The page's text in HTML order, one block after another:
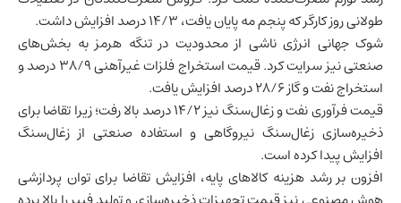
طولانی روز کارگر که پنجم مه پایان یافت، ۱۴/۳ درصد افزایش داشت.
شوک جهانی انرژی ناشی از محدودیت در تنگه هرمز به بخش‌های
صنعتی نیز سرایت کرد. قیمت استخراج فلزات غیرآهنی ۳۸/۹ درصد و
استخراج نفت و گاز ۲۸/۶ درصد افزایش یافت.
قیمت فرآوری نفت و زغال‌سنگ نیز ۱۴/۲ درصد بالا رفت؛ زیرا تقاضا برای
ذخیره‌سازی زغال‌سنگ نیروگاهی و استفاده صنعتی از زغال‌سنگ
افزایش پیدا کرده است.
افزون بر رشد هزینه کالاهای پایه، افزایش تقاضا برای توان پردازشی